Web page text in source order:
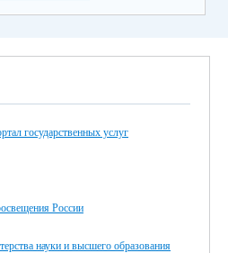
государственных услуг
России
науки и высшего образования